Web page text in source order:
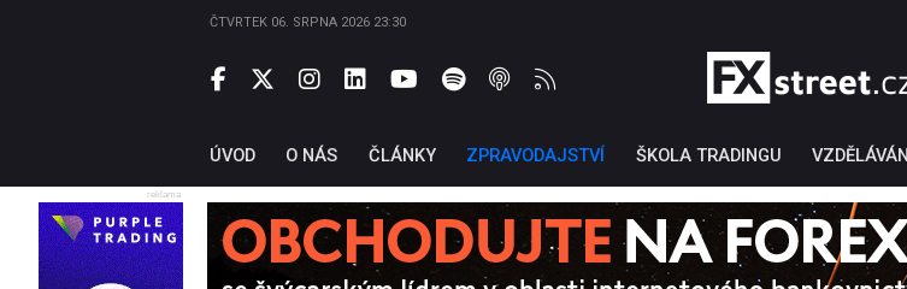
ČTVRTEK 06. SRPNA 2026 23:30
ÚVOD O NÁS ČLÁNKY ZPRAVODAJSTVÍ ŠKOLA TRADINGU
reklama